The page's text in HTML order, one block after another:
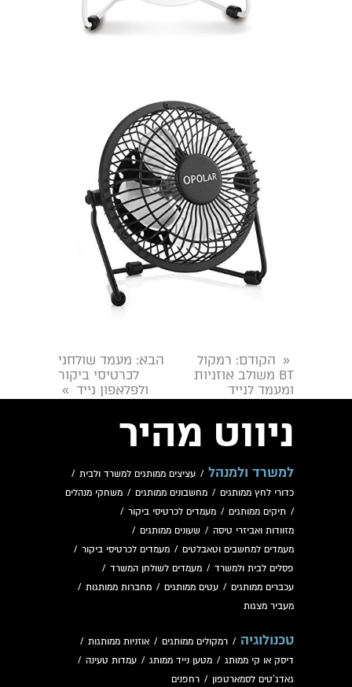
« הקודם: רמקול
BT משולב אוזניות
ומעמד לנייד
הבא: מעמד שולחני
לכרטיסי ביקור
ולפלאפון נייד »
ניווט מהיר
למשרד ולמנהל / עציצים ממותגים למשרד ולבית /
כדורי לחץ ממותגים / מחשבונים ממותגים / משחקי מנהלים
/ תיקים ממותגים / מעמדים לכרטיסי ביקור /
מזוודות ואביזרי טיסה / שעונים ממותגים /
מעמדים למחשבים וטאבלטים / מעמדים לכרטיסי ביקור /
פסלים לבית ולמשרד / מעמדים לשולחן המשרד /
עכברים ממותגים / עטים ממותגים / מחברות ממותגות /
מעביר מצגות
טכנולוגיה / רמקולים ממותגים / אוזניות ממותגות /
דיסק או קי ממותג / מטען נייד ממותג / עמדות טעינה /
גאדג'טים לסמארטפון / רחפנים